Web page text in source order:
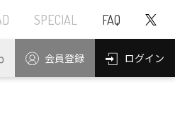
SPECIAL FAQ
会員登録 ログイン